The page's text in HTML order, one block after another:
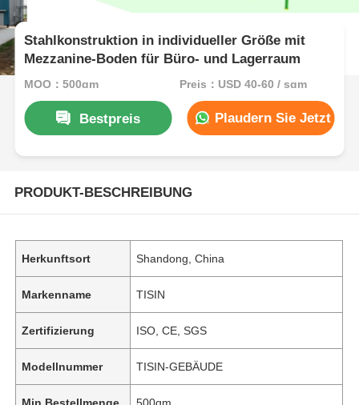
Stahlkonstruktion in individueller Größe mit
Mezzanine-Boden für Büro- und Lagerraum
MOQ：500qm Preis：USD 40-60 / sqm
Bestpreis Plaudern Sie Jetzt
PRODUKT-BESCHREIBUNG
Herkunftsort Shandong, China
Markenname TISIN
Zertifizierung ISO, CE, SGS
Modellnummer TISIN-GEBÄUDE
Min Bestellmenge 500qm